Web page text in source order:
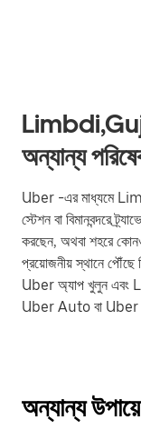
অন্যান্য
Uber -এর মাধ্যমে
স্টেশন বা বিমানবন্দরে
করছেন, অথবা শহরে
প্রয়োজনীয় স্থানে পৌঁছে
Uber অ্যাপ খুলুন এবং
Uber Auto বা Uber
অন্যান্য